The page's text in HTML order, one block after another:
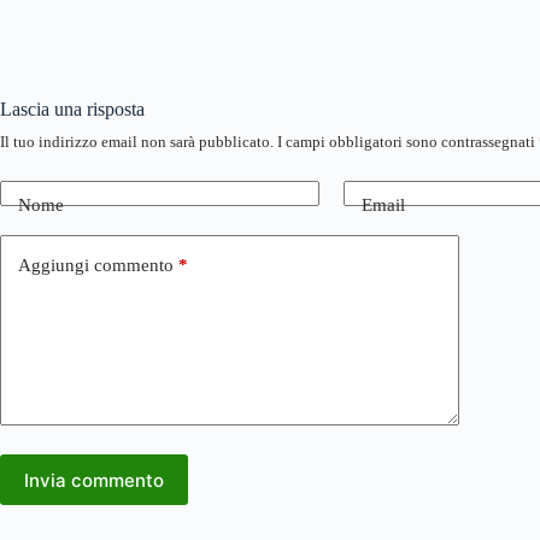
Lascia una risposta
Il tuo indirizzo email non sarà pubblicato. I campi obbligatori sono contrassegnati
Nome Email
Aggiungi commento *
Invia commento